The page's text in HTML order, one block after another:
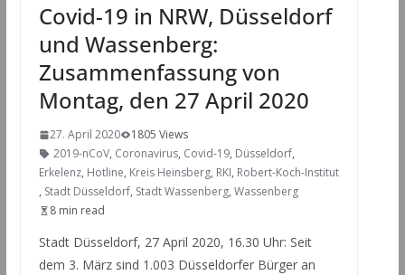
Covid-19 in NRW, Düsseldorf
und Wassenberg:
Zusammenfassung von
Montag, den 27 April 2020
27. April 2020
1805 Views
2019-nCoV, Coronavirus, Covid-19, Düsseldorf,
Erkelenz, Hotline, Kreis Heinsberg, RKI, Robert-Koch-Institut
, Stadt Düsseldorf, Stadt Wassenberg, Wassenberg
8 min read
Stadt Düsseldorf, 27 April 2020, 16.30 Uhr: Seit
dem 3. März sind 1.003 Düsseldorfer Bürger an